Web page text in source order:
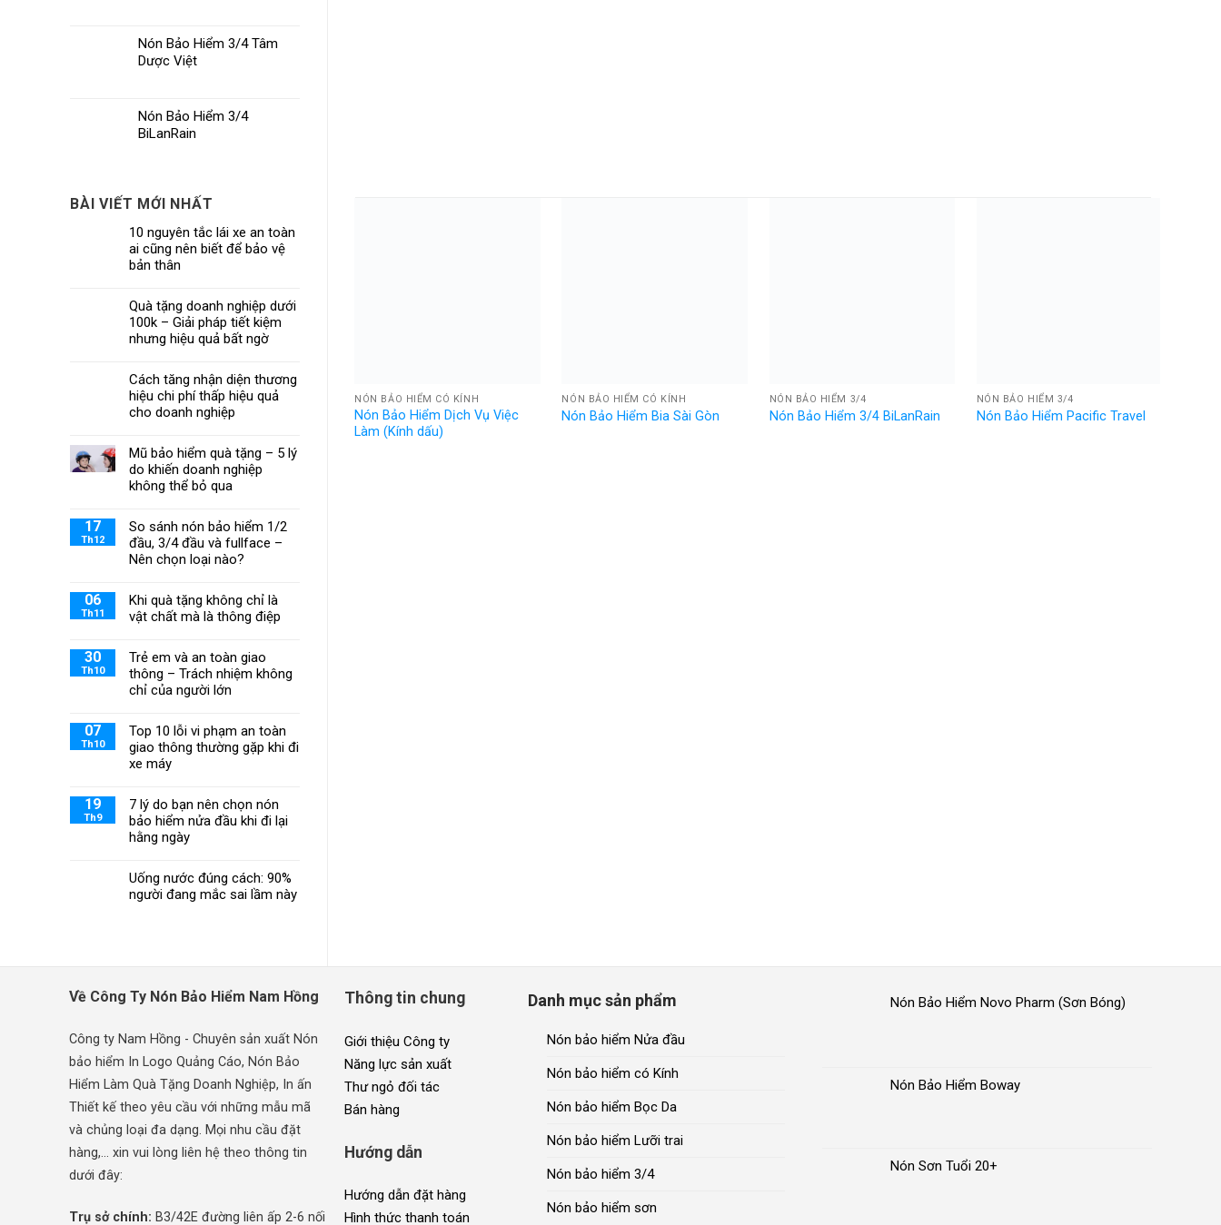
Nón Bảo Hiểm 3/4 Tâm
Dược Việt
Nón Bảo Hiểm 3/4
BiLanRain
BÀI VIẾT MỚI NHẤT
10 nguyên tắc lái xe an toàn
ai cũng nên biết để bảo vệ
bản thân
Quà tặng doanh nghiệp dưới
100k – Giải pháp tiết kiệm
nhưng hiệu quả bất ngờ
Cách tăng nhận diện thương
hiệu chi phí thấp hiệu quả
cho doanh nghiệp
Mũ bảo hiểm quà tặng – 5 lý
do khiến doanh nghiệp
không thể bỏ qua
17
Th12
So sánh nón bảo hiểm 1/2
đầu, 3/4 đầu và fullface –
Nên chọn loại nào?
06
Th11
Khi quà tặng không chỉ là
vật chất mà là thông điệp
30
Th10
Trẻ em và an toàn giao
thông – Trách nhiệm không
chỉ của người lớn
07
Th10
Top 10 lỗi vi phạm an toàn
giao thông thường gặp khi đi
xe máy
19
Th9
7 lý do bạn nên chọn nón
bảo hiểm nửa đầu khi đi lại
hằng ngày
Uống nước đúng cách: 90%
người đang mắc sai lầm này
NÓN BẢO HIỂM CÓ KÍNH
Nón Bảo Hiểm Dịch Vụ Việc
Làm (Kính dấu)
NÓN BẢO HIỂM CÓ KÍNH
Nón Bảo Hiểm Bia Sài Gòn
NÓN BẢO HIỂM 3/4
Nón Bảo Hiểm 3/4 BiLanRain
NÓN BẢO HIỂM 3/4
Nón Bảo Hiểm Pacific Travel
Về Công Ty Nón Bảo Hiểm Nam Hồng
Công ty Nam Hồng - Chuyên sản xuất Nón
bảo hiểm In Logo Quảng Cáo, Nón Bảo
Hiểm Làm Quà Tặng Doanh Nghiệp, In ấn
Thiết kế theo yêu cầu với những mẫu mã
và chủng loại đa dạng. Mọi nhu cầu đặt
hàng,... xin vui lòng liên hệ theo thông tin
dưới đây:
Trụ sở chính: B3/42E đường liên ấp 2-6 nối
Thông tin chung
Giới thiệu Công ty
Năng lực sản xuất
Thư ngỏ đối tác
Bán hàng
Hướng dẫn
Hướng dẫn đặt hàng
Hình thức thanh toán
Danh mục sản phẩm
Nón bảo hiểm Nửa đầu
Nón bảo hiểm có Kính
Nón bảo hiểm Bọc Da
Nón bảo hiểm Lưỡi trai
Nón bảo hiểm 3/4
Nón bảo hiểm sơn
Nón Bảo Hiểm Novo Pharm (Sơn Bóng)
Nón Bảo Hiểm Boway
Nón Sơn Tuổi 20+